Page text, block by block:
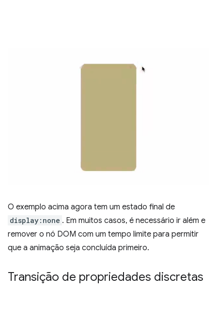
O exemplo acima agora tem um estado final de
display:none . Em muitos casos, é necessário ir além e
remover o nó DOM com um tempo limite para permitir
que a animação seja concluída primeiro.
Transição de propriedades discretas